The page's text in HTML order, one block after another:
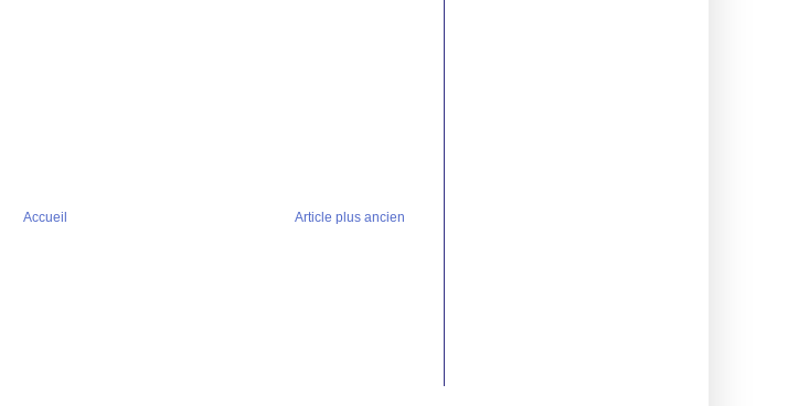
Article plus ancien
Accueil